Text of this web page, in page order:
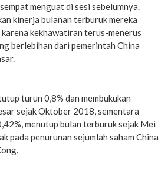
menguat di sesi sebelumnya.
kinerja bulanan terburuk mereka
kekhawatiran terus-menerus
berlebihan dari pemerintah China
turun 0,8% dan membukukan
sejak Oktober 2018, sementara
menutup bulan terburuk sejak Mei
pada penurunan sejumlah saham China